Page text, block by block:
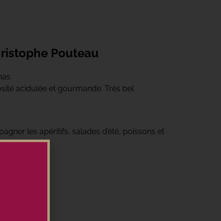
Pouteau
acidulée et gourmande. Très bel
les apéritifs, salades d’été, poissons et